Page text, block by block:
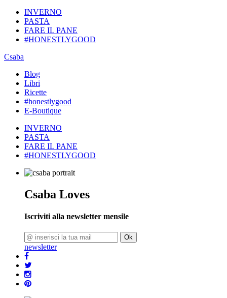
INVERNO
PASTA
FARE IL PANE
#HONESTLYGOOD
Csaba
Blog
Libri
Ricette
#honestlygood
E-Boutique
INVERNO
PASTA
FARE IL PANE
#HONESTLYGOOD
Csaba Loves
Iscriviti alla newsletter mensile
Ok
newsletter